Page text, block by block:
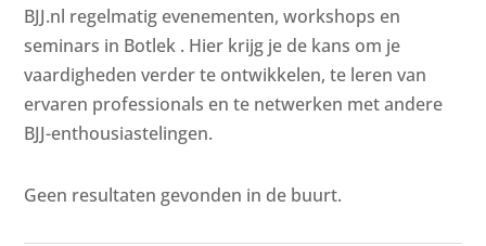
BJJ.nl regelmatig evenementen, workshops en
seminars in Botlek . Hier krijg je de kans om je
vaardigheden verder te ontwikkelen, te leren van
ervaren professionals en te netwerken met andere
BJJ-enthousiastelingen.
Geen resultaten gevonden in de buurt.